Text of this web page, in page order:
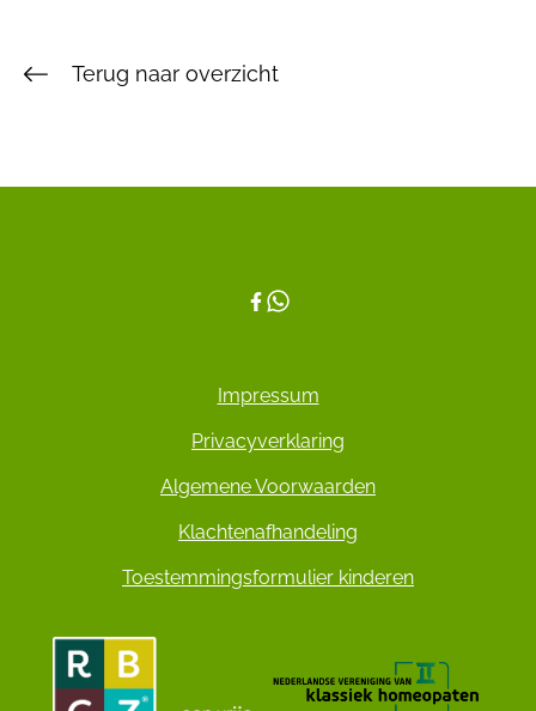
Terug naar overzicht
Impressum
Privacyverklaring
Algemene Voorwaarden
Klachtenafhandeling
Toestemmingsformulier kinderen